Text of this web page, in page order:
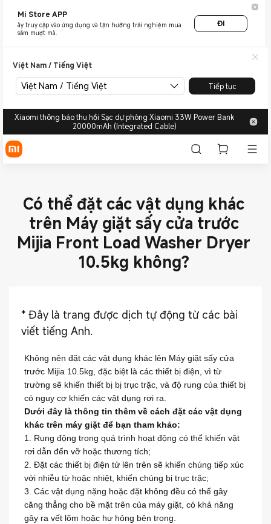
Mi Store APP
ãy truy cập vào ứng dụng và tận hưởng trải nghiệm mua
sắm mượt mà.
ĐI
Việt Nam / Tiếng Việt
Việt Nam / Tiếng Việt Tiếp tục
Xiaomi thông báo thu hồi Sạc dự phòng Xiaomi 33W Power Bank
20000mAh (Integrated Cable)
Có thể đặt các vật dụng khác
trên Máy giặt sấy cửa trước
Mijia Front Load Washer Dryer
10.5kg không?
* Đây là trang được dịch tự động từ các bài
viết tiếng Anh.
Không nên đặt các vật dụng khác lên Máy giặt sấy cửa
trước Mijia 10.5kg, đặc biệt là các thiết bị điện, vì từ
trường sẽ khiến thiết bị bị trục trặc, và độ rung của thiết bị
có nguy cơ khiến các vật dụng rơi ra.
Dưới đây là thông tin thêm về cách đặt các vật dụng
khác trên máy giặt để bạn tham khảo:
1. Rung động trong quá trình hoạt động có thể khiến vật
rơi dẫn đến vỡ hoặc thương tích;
2. Đặt các thiết bị điện tử lên trên sẽ khiến chúng tiếp xúc
với nhiễu từ hoặc nhiệt, khiến chúng bị trục trặc;
3. Các vật dụng nặng hoặc đặt không đều có thể gây
căng thẳng cho bề mặt trên của máy giặt, có khả năng
gây ra vết lõm hoặc hư hỏng bên trong.